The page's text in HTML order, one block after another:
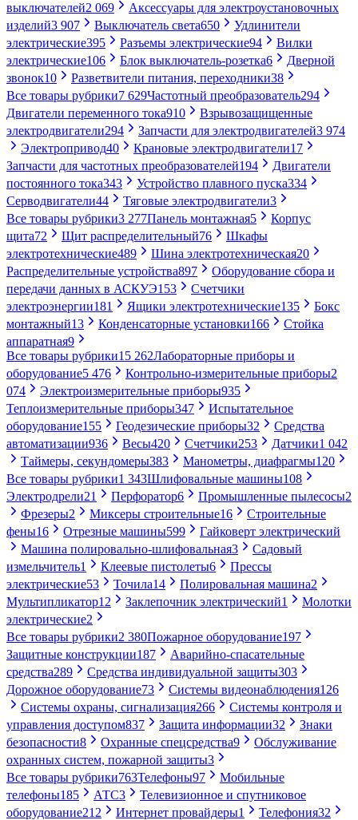
выключателей2 069
Аксессуары для электроустановочных
изделий3 907 Выключатель света650
Удлинители
электрические395 Разъемы электрические94
Вилки
электрические106 Блок выключатель-розетка6
Дверной
звонок10 Разветвители питания, переходники38
Все товары рубрики7 629Частотный преобразователь294
Двигатели переменного тока910
Взрывозащищенные
электродвигатели294 Запчасти для электродвигателей3 974
Электропривод40 Крановые электродвигатели17
Запчасти для частотных преобразователей194
Двигатели
постоянного тока343 Устройство плавного пуска334
Серводвигатели44 Тяговые электродвигатели3
Все товары рубрики3 277Панель монтажная5
Корпус
щита72 Щит распределительный76
Шкафы
электротехнические489 Шина электротехническая20
Распределительные устройства897
Оборудование сбора и
передачи данных в АСКУЭ153
Счетчики
электроэнергии181 Ящики электротехнические135
Бокс
монтажный13 Конденсаторные установки166
Стойка
аппаратная9
Все товары рубрики15 262Лабораторные приборы и
оборудование5 476 Контрольно-измерительные приборы2
074
Электроизмерительные приборы935
Теплоизмерительные приборы347
Испытательное
оборудование155 Геодезические приборы32
Средства
автоматизации936 Весы420 Счетчики253 Датчики1 042
Таймеры, секундомеры383 Манометры, диафрагмы120
Все товары рубрики1 343Шлифовальные машины108
Электродрели21 Перфоратор6 Промышленные пылесосы2
Фрезеры2 Миксеры строительные16
Строительные
фены16 Отрезные машины599
Гайковерт электрический
Машина полировально-шлифовальная3
Садовый
измельчитель1 Клеевые пистолеты6
Прессы
электрические53 Точила14 Полировальная машина2
Мультипликатор12 Заклепочник электрический1
Молотки
электрические2
Все товары рубрики2 380Пожарное оборудование197
Защитные конструкции187
Аварийно-спасательные
средства289 Средства индивидуальной защиты303
Дорожное оборудование73 Системы видеонаблюдения126
Системы охраны, сигнализация266
Системы контроля и
управления доступом837 Защита информации32
Знаки
безопасности8 Охранные спецсредства9
Обслуживание
охранных систем, пожарной защиты3
Все товары рубрики763Телефоны97
Мобильные
телефоны185 АТС3
Телевизионное и спутниковое
оборудование212 Интернет провайдеры1 Телефония32